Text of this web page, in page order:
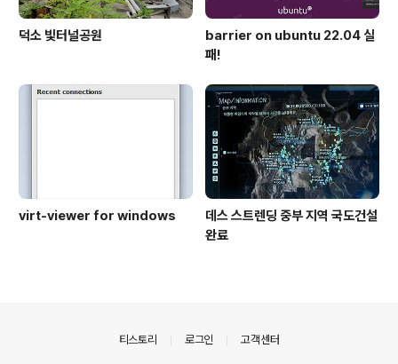
덕소 빛터널공원
barrier on ubuntu 22.04 실
패!
virt-viewer for windows
데스 스트렌딩 중부 지역 국도건설
완료
티스토리 로그인 고객센터